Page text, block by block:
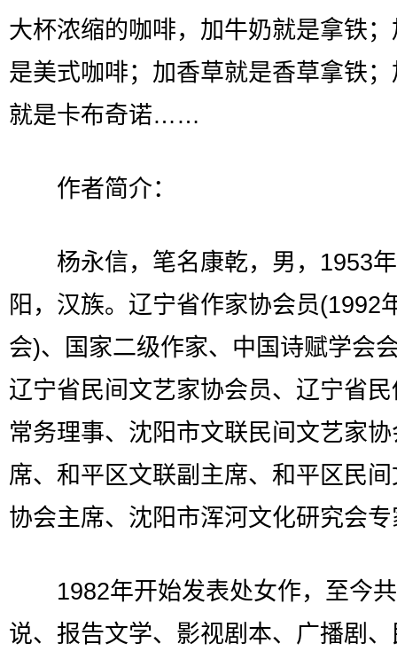
大杯浓缩的咖啡，加牛奶就是拿铁
是美式咖啡；加香草就是香草拿铁
就是卡布奇诺……
作者简介：
杨永信，笔名康乾，男，1953
阳，汉族。辽宁省作家协会员(1992
会)、国家二级作家、中国诗赋学会
辽宁省民间文艺家协会员、辽宁省
常务理事、沈阳市文联民间文艺家
席、和平区文联副主席、和平区民
协会主席、沈阳市浑河文化研究会
1982年开始发表处女作，至今
说、报告文学、影视剧本、广播剧